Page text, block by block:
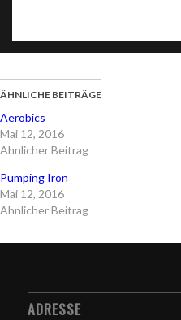
ÄHNLICHE BEITRÄGE
Aerobics
Mai 12, 2016
Ähnlicher Beitrag
Pumping Iron
Mai 12, 2016
Ähnlicher Beitrag
ADRESSE